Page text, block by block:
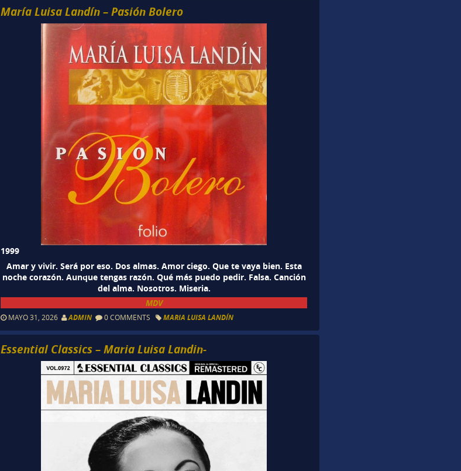
María Luisa Landín – Pasión Bolero
1999
Amar y vivir. Será por eso. Dos almas. Amor ciego. Que te vaya bien. Esta
noche corazón. Aunque tengas razón. Qué más puedo pedir. Falsa. Canción
del alma. Nosotros. Miseria.
MDV
MAYO 31, 2026 ADMIN 0 COMMENTS MARIA LUISA LANDÍN
Essential Classics – Maria Luisa Landin-